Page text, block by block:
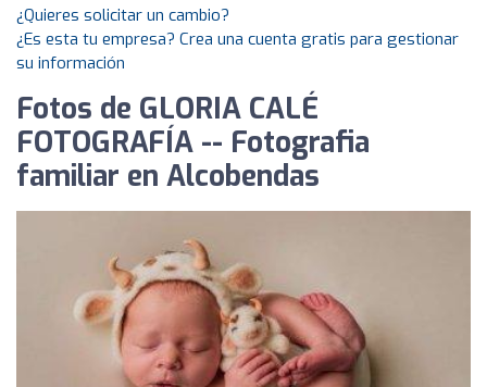
¿Quieres solicitar un cambio?
¿Es esta tu empresa? Crea una cuenta gratis para gestionar
su información
Fotos de GLORIA CALÉ
FOTOGRAFÍA -- Fotografia
familiar en Alcobendas